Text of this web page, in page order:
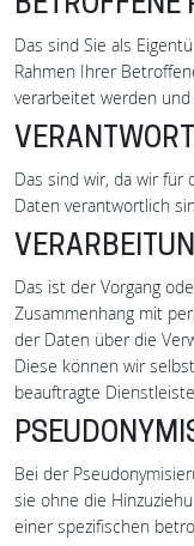
BETROFFENE
Das sind Sie als
Rahmen Ihrer
verarbeitet werden
Das sind wir, da wir für
Daten verantwortlich
Das ist der Vorgang
Zusammenhang mit
der Daten über die
Diese können wir
beauftragte
Bei der
sie ohne die
einer spezifischen